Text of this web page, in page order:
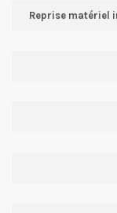
Reprise matériel